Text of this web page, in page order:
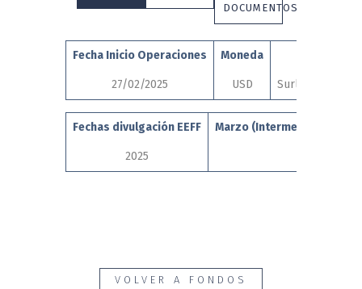
DOCUMENTOS
Fecha Inicio Operaciones Moneda
27/02/2025 USD Surlatina
Fechas divulgación EEFF Marzo (Intermedio)
2025
VOLVER A FONDOS